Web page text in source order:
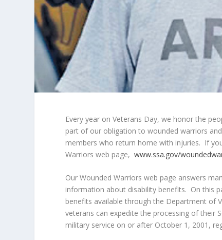
Every year on Veterans Day, we honor the
part of our obligation to wounded warriors
members who return home with injuries. If
Warriors web page,www.ssa.gov/
Our Wounded Warriors web page answers
information about disability benefits. On this
benefits available through the Department of
veterans can expedite the processing of their
military service on or after October 1, 2001,